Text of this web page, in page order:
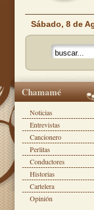
Sábado, 8 de
Chamamé
Noticias
Entrevistas
Cancionero
Perlitas
Conductores
Historias
Cartelera
Opinión